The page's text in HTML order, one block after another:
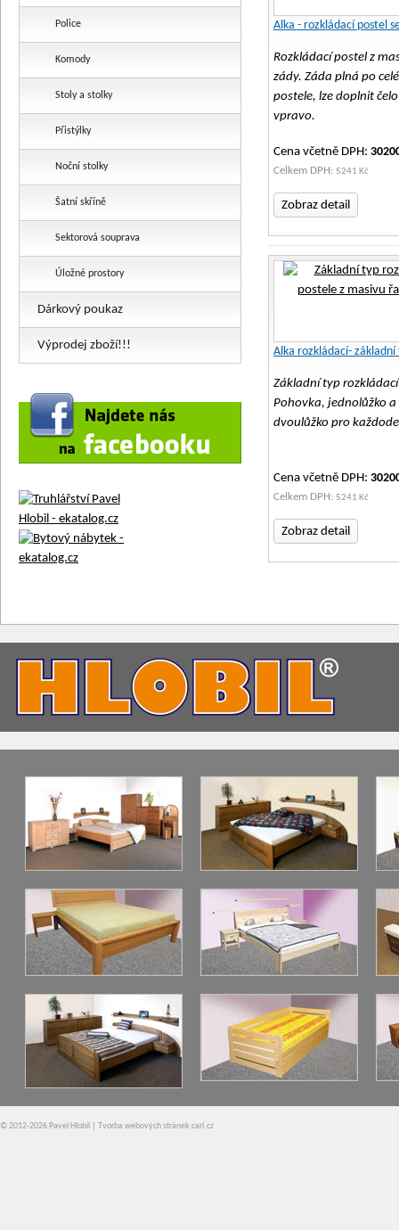
Alka - rozkládací postel
Rozkládací postel z
zády. Záda plná po
postele, lze doplnit
vpravo.
Cena včetně DPH:
Celkem DPH: 5241 Kč
Zobraz detail
Alka rozkládací- základní
Základní typ
Pohovka, jednolůžko
dvoulůžko pro
Cena včetně DPH:
Celkem DPH: 5241 Kč
Zobraz detail
Police
Komody
Stoly a stolky
Přistýlky
Noční stolky
Šatní skříně
Sektorová souprava
Úložné prostory
Dárkový poukaz
Výprodej zboží!!!
© 2012-2026 Pavel Hlobil | Tvorba webových stránek carl.cz